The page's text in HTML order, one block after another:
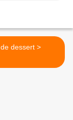
Trio de dessert >